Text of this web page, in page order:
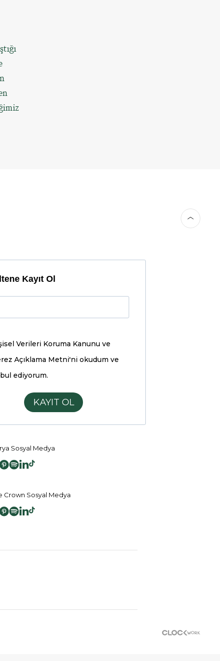
Kayıt Ol
Verileri Koruma Kanunu ve
Açıklama Metni'ni okudum ve
ediyorum.
KAYIT OL
Sosyal Medya
Crown Sosyal Medya